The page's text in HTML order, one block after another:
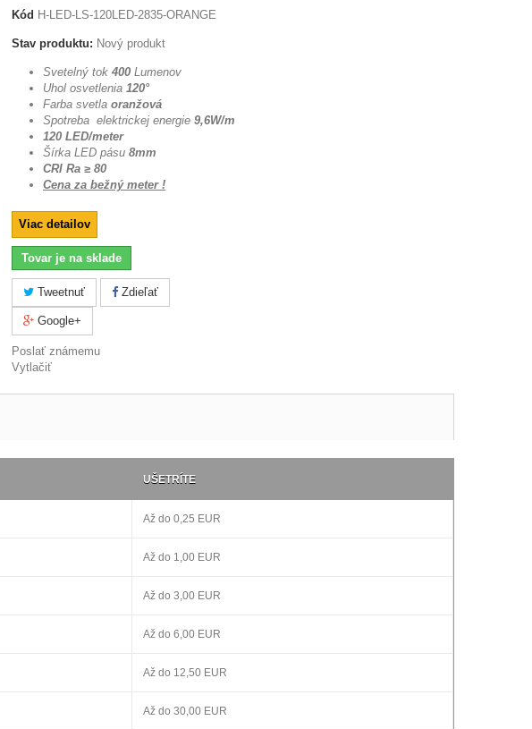
Kód H-LED-LS-120LED-2835-ORANGE
Stav produktu: Nový produkt
Svetelný tok 400 Lumenov
Uhol osvetlenia 120°
Farba svetla oranžová
Spotreba elektrickej energie 9,6W/m
120 LED/meter
Šírka LED pásu 8mm
CRI Ra ≥ 80
Cena za bežný meter !
Viac detailov
Tovar je na sklade
Tweetnuť Zdieľať
Google+
Poslať známemu
Vytlačiť
UŠETRÍTE
Až do 0,25 EUR
Až do 1,00 EUR
Až do 3,00 EUR
Až do 6,00 EUR
Až do 12,50 EUR
Až do 30,00 EUR